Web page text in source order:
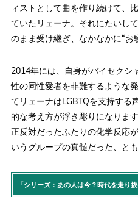
ィストとして曲を作り続けて、
ていたリェーナ。それにたいし
のまま受け継ぎ、なかなかに“お
2014年には、自身がバイセクシ
性の同性愛者を非難するような
てリェーナはLGBTQを支持する
的な考え方が浮き彫りになりま
正反対だったふたりの化学反応
いうグループの真髄だった、と
「シリーズ：あの人は今？時代を走り